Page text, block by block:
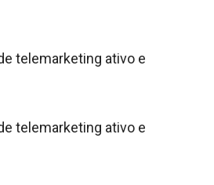
telemarketing ativo e
telemarketing ativo e